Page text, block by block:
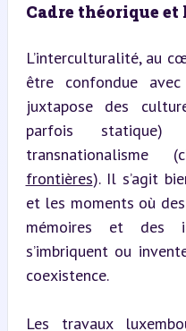
Cadre théorique
L’interculturalité, au
être confondue
juxtapose des
parfois
transnationalisme
frontières). Il s’agit
et les moments où
mémoires et des
s’imbriquent ou
coexistence.
Les travaux